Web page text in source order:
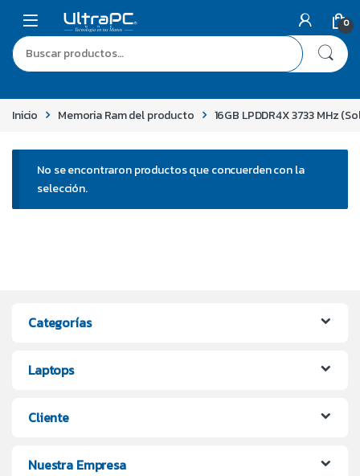
0
Inicio Memoria Ram del producto 16GB LPDDR4X 3733 MHz
No se encontraron productos que concuerden con la
selección.
Categorías
Laptops
Cliente
Nuestra Empresa